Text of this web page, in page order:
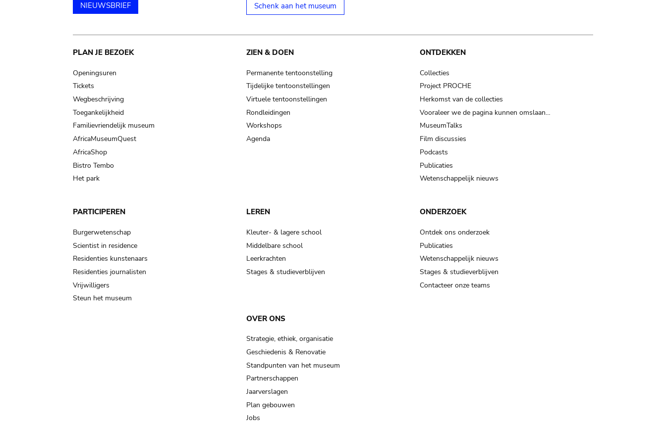
NIEUWSBRIEF Schenk aan het museum
Main
navigation
PLAN JE BEZOEK
Openingsuren
Tickets
Wegbeschrijving
Toegankelijkheid
Familievriendelijk museum
AfricaMuseumQuest
AfricaShop
Bistro Tembo
Het park
ZIEN & DOEN
Permanente tentoonstelling
Tijdelijke tentoonstellingen
Virtuele tentoonstellingen
Rondleidingen
Workshops
Agenda
ONTDEKKEN
Collecties
Project PROCHE
Herkomst van de collecties
Vooraleer we de pagina kunnen omslaan…
MuseumTalks
Film discussies
Podcasts
Publicaties
Wetenschappelijk nieuws
PARTICIPEREN
Burgerwetenschap
Scientist in residence
Residenties kunstenaars
Residenties journalisten
Vrijwilligers
Steun het museum
LEREN
Kleuter- & lagere school
Middelbare school
Leerkrachten
Stages & studieverblijven
ONDERZOEK
Ontdek ons onderzoek
Publicaties
Wetenschappelijk nieuws
Stages & studieverblijven
Contacteer onze teams
OVER ONS
Strategie, ethiek, organisatie
Geschiedenis & Renovatie
Standpunten van het museum
Partnerschappen
Jaarverslagen
Plan gebouwen
Jobs